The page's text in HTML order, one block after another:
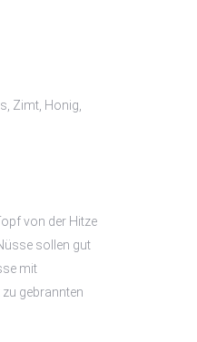
Zimt, Honig,
von der Hitze
sollen gut
mit
gebrannten